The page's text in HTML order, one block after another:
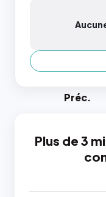
Préc.
Plus de 3